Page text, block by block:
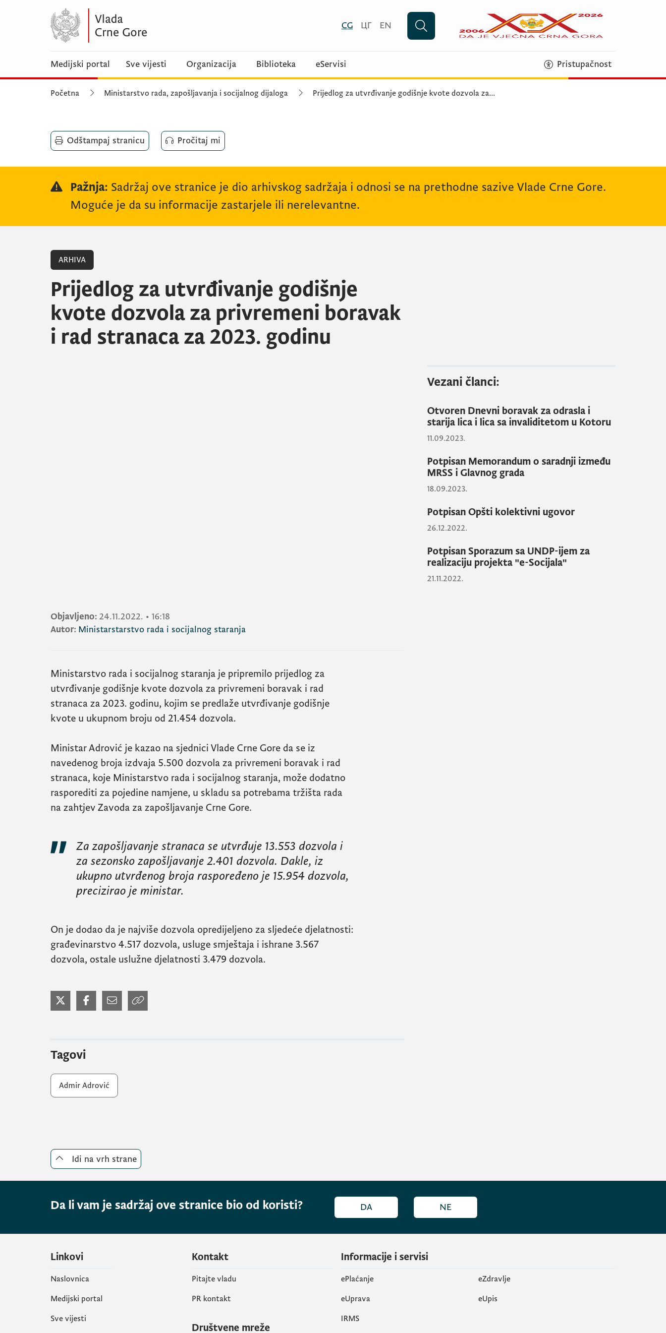
CG ЦГ EN
Medijski portal Sve vijesti Organizacija Biblioteka eServisi Pristupačnost
Početna Ministarstvo rada, zapošljavanja i socijalnog dijaloga Prijedlog za utvrđivanje godišnje kvote dozvola za...
Odštampaj stranicu Pročitaj mi
Pažnja: Sadržaj ove stranice je dio arhivskog sadržaja i odnosi se na prethodne sazive Vlade Crne Gore.
Moguće je da su informacije zastarjele ili nerelevantne.
ARHIVA
Prijedlog za utvrđivanje godišnje
kvote dozvola za privremeni boravak
i rad stranaca za 2023. godinu
Objavljeno: 24.11.2022. • 16:18
Autor: Ministarstarstvo rada i socijalnog staranja
Ministarstvo rada i socijalnog staranja je pripremilo prijedlog za
utvrđivanje godišnje kvote dozvola za privremeni boravak i rad
stranaca za 2023. godinu, kojim se predlaže utvrđivanje godišnje
kvote u ukupnom broju od 21.454 dozvola.
Ministar Adrović je kazao na sjednici Vlade Crne Gore da se iz
navedenog broja izdvaja 5.500 dozvola za privremeni boravak i rad
stranaca, koje Ministarstvo rada i socijalnog staranja, može dodatno
rasporediti za pojedine namjene, u skladu sa potrebama tržišta rada
na zahtjev Zavoda za zapošljavanje Crne Gore.
Za zapošljavanje stranaca se utvrđuje 13.553 dozvola i
za sezonsko zapošljavanje 2.401 dozvola. Dakle, iz
ukupno utvrđenog broja raspoređeno je 15.954 dozvola,
precizirao je ministar.
On je dodao da je najviše dozvola opredijeljeno za sljedeće djelatnosti:
građevinarstvo 4.517 dozvola, usluge smještaja i ishrane 3.567
dozvola, ostale uslužne djelatnosti 3.479 dozvola.
Tagovi
Admir Adrović
Vezani članci:
Otvoren Dnevni boravak za odrasla i
starija lica i lica sa invaliditetom u Kotoru
11.09.2023.
Potpisan Memorandum o saradnji između
MRSS i Glavnog grada
18.09.2023.
Potpisan Opšti kolektivni ugovor
26.12.2022.
Potpisan Sporazum sa UNDP-ijem za
realizaciju projekta "e-Socijala"
21.11.2022.
Idi na vrh strane
Da li vam je sadržaj ove stranice bio od koristi? DA NE
Linkovi
Naslovnica
Medijski portal
Sve vijesti
Kontakt
Pitajte vladu
PR kontakt
Društvene mreže
Informacije i servisi
ePlaćanje
eZdravlje
eUprava
еUpis
IRMS